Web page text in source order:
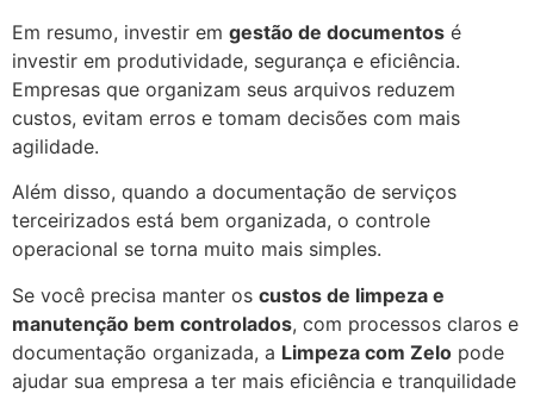
Em resumo, investir em gestão de documentos é
investir em produtividade, segurança e eficiência.
Empresas que organizam seus arquivos reduzem
custos, evitam erros e tomam decisões com mais
agilidade.
Além disso, quando a documentação de serviços
terceirizados está bem organizada, o controle
operacional se torna muito mais simples.
Se você precisa manter os custos de limpeza e
manutenção bem controlados, com processos claros e
documentação organizada, a Limpeza com Zelo pode
ajudar sua empresa a ter mais eficiência e tranquilidade